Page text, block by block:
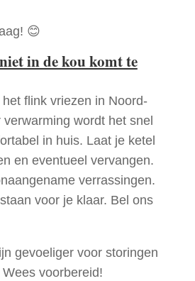
😊
in de kou komt te
flink vriezen in Noord-
wordt het snel
in huis. Laat je ketel
en eventueel vervangen.
verrassingen.
voor je klaar. Bel ons
gevoeliger voor storingen
voorbereid!